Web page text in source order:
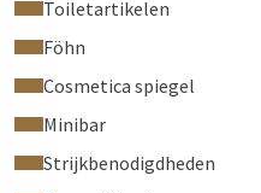
Haardroger
Wasservice
airconditioning
Toiletartikelen
Föhn
Cosmetica spiegel
Minibar
Strijkbenodigdheden